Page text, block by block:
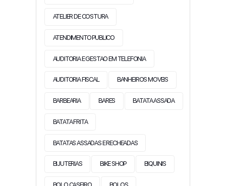
ATELIER DE COSTURA
ATENDIMENTO PUBLICO
AUDITORIA E GESTAO EM TELEFONIA
AUDITORIA FISCAL BANHEIROS MOVEIS
BARBEARIA BARES BATATA ASSADA
BATATA FRITA
BATATAS ASSADAS E RECHEADAS
BIJUTERIAS BIKE SHOP BIQUINIS